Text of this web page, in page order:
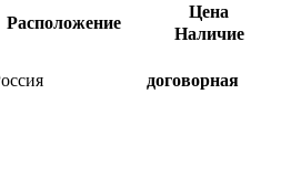
Расположение
Цена
Наличие
договорная